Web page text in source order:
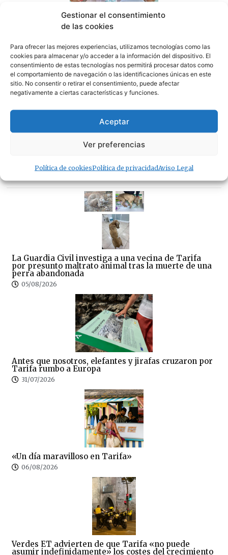
Gestionar el consentimiento
de las cookies
Para ofrecer las mejores experiencias, utilizamos tecnologías como las
cookies para almacenar y/o acceder a la información del dispositivo. El
consentimiento de estas tecnologías nos permitirá procesar datos como
el comportamiento de navegación o las identificaciones únicas en este
sitio. No consentir o retirar el consentimiento, puede afectar
negativamente a ciertas características y funciones.
Aceptar
Ver preferencias
Política de cookiesPolítica de privacidadAviso Legal
La tarifeña Sofía Ginzinger: tercera del mundo de
freestyle con solo 12 años
La Guardia Civil investiga a una vecina de Tarifa
por presunto maltrato animal tras la muerte de una
perra abandonada
La Guardia Civil investiga a una vecina de Tarifa
por presunto maltrato animal tras la muerte de una
perra abandonada
05/08/2026
Antes que nosotros, elefantes y jirafas cruzaron por
Tarifa rumbo a Europa
31/07/2026
«Un día maravilloso en Tarifa»
06/08/2026
Verdes ET advierten de que Tarifa «no puede
asumir indefinidamente» los costes del crecimiento